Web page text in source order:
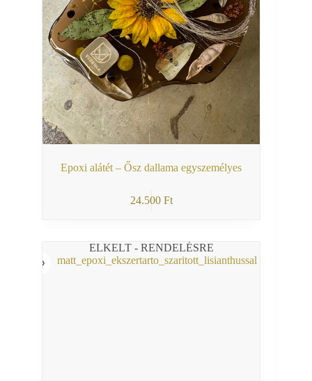
Epoxi alátét – Ősz dallama egyszemélyes
24.500 Ft
ELKELT - RENDELÉSRE